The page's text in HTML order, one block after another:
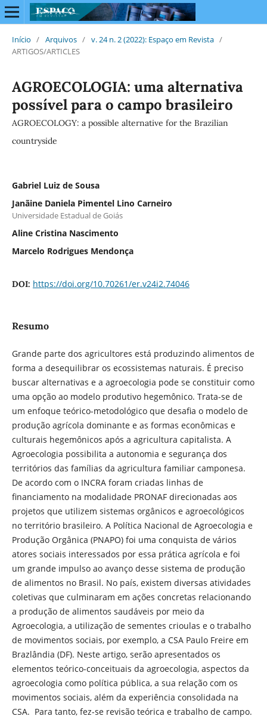
Início / Arquivos / v. 24 n. 2 (2022): Espaço em Revista /
ARTIGOS/ARTICLES
AGROECOLOGIA: uma alternativa
possível para o campo brasileiro
AGROECOLOGY: a possible alternative for the Brazilian
countryside
Gabriel Luiz de Sousa
Janãine Daniela Pimentel Lino Carneiro
Universidade Estadual de Goiás
Aline Cristina Nascimento
Marcelo Rodrigues Mendonça
DOI: https://doi.org/10.70261/er.v24i2.74046
Resumo
Grande parte dos agricultores está produzindo alimentos de
forma a desequilibrar os ecossistemas naturais. É preciso
buscar alternativas e a agroecologia pode se constituir como
uma opção ao modelo produtivo hegemônico. Trata-se de
um enfoque teórico-metodológico que desafia o modelo de
produção agrícola dominante e as formas econômicas e
culturais hegemônicos após a agricultura capitalista. A
Agroecologia possibilita a autonomia e segurança dos
territórios das famílias da agricultura familiar camponesa.
De acordo com o INCRA foram criadas linhas de
financiamento na modalidade PRONAF direcionadas aos
projetos que utilizem sistemas orgânicos e agroecológicos
no território brasileiro. A Política Nacional de Agroecologia e
Produção Orgânica (PNAPO) foi uma conquista de vários
atores sociais interessados por essa prática agrícola e foi
um grande impulso ao avanço desse sistema de produção
de alimentos no Brasil. No país, existem diversas atividades
coletivas que culminaram em ações concretas relacionando
a produção de alimentos saudáveis por meio da
Agroecologia, a utilização de sementes crioulas e o trabalho
de movimentos sociais, por exemplo, a CSA Paulo Freire em
Brazlândia (DF). Neste artigo, serão apresentados os
elementos teórico-conceituais da agroecologia, aspectos da
agroecologia como política pública, a sua relação com os
movimentos sociais, além da experiência consolidada na
CSA. Para tanto, fez-se revisão teórica e trabalho de campo.